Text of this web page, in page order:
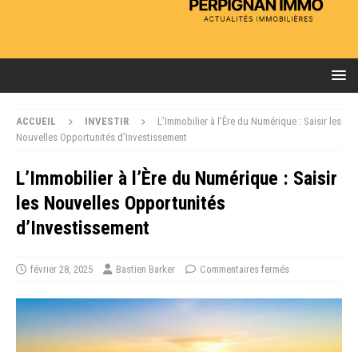
ACCUEIL INVESTIR
L’Immobilier à l’Ère du Numérique : Saisir les
Nouvelles Opportunités d’Investissement
L’Immobilier à l’Ère du Numérique : Saisir
les Nouvelles Opportunités
d’Investissement
février 28, 2025 Bastien Barker Commentaires fermés